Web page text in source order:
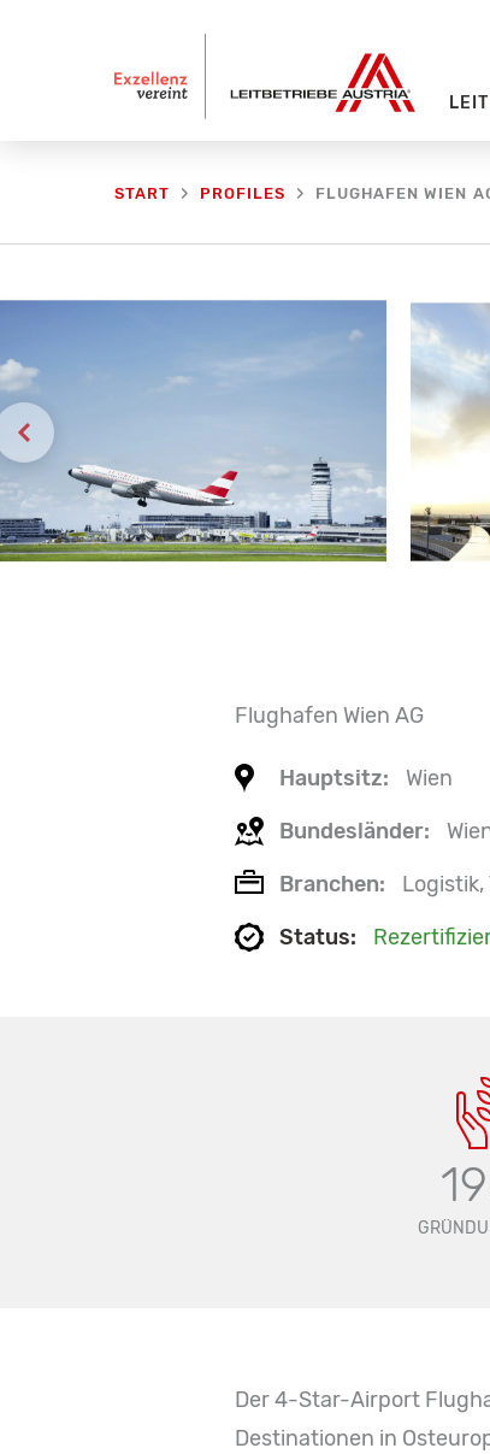
START PROFILES FLUGHAFEN WIEN
Flughafen Wien AG
Hauptsitz:
Wien
Bundesländer:
Branchen:
Status:
Der 4-Star-Airport
Destinationen in